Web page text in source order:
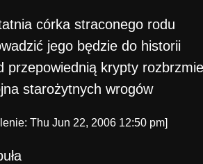
córka straconego rodu
jego będzie do historii
przepowiednią krypty
starożytnych wrogów
Thu Jun 22, 2006 12:50 pm]